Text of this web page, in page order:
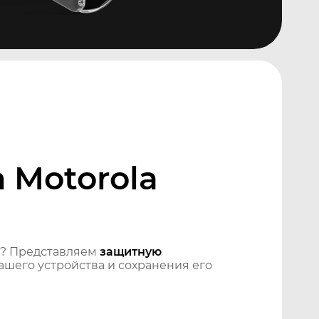
Motorola
? Представляем защитную
устройства и сохранения его